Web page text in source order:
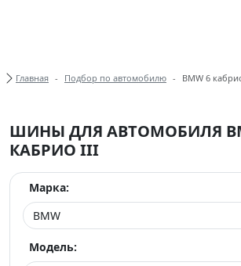
Купить
Хлебные крошки
Главная Подбор по автомобилю BMW 6
ШИНЫ ДЛЯ АВТОМОБИЛЯ
КАБРИО III
Марка:
Модель: